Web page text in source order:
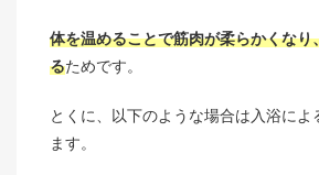
体を温めることで筋肉が柔らかくなり
るためです。
とくに、以下のような場合は入浴によ
ます。